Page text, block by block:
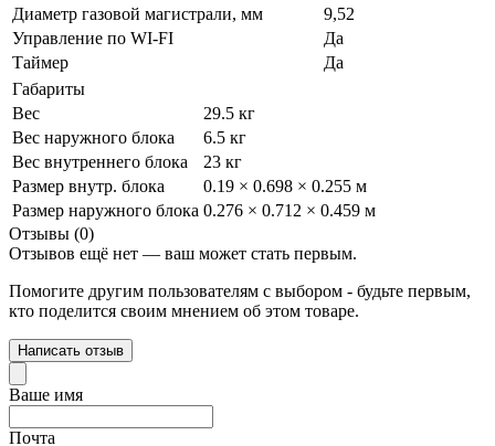
Диаметр газовой магистрали, мм
9,52
Управление по WI-FI
Да
Таймер
Да
Габариты
Вес
29.5 кг
Вес наружного блока
6.5 кг
Вес внутреннего блока
23 кг
Размер внутр. блока
0.19 × 0.698 × 0.255 м
Размер наружного блока 0.276 × 0.712 × 0.459 м
Отзывы (0)
Отзывов ещё нет — ваш может стать первым.
Помогите другим пользователям с выбором - будьте первым,
кто поделится своим мнением об этом товаре.
Написать отзыв
Ваше имя
Почта